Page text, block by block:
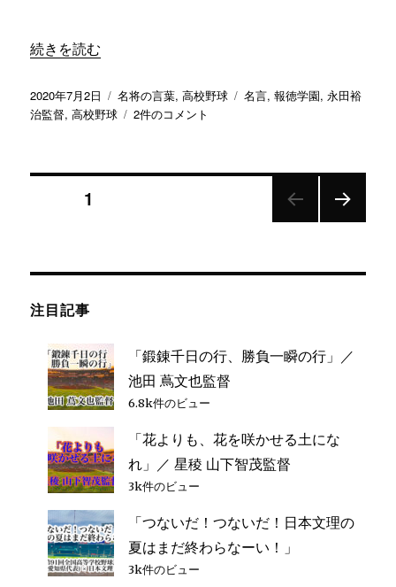
大
三
田
へ
“「野球だけではなく人生の勝利者になってほしい」／
続きを読む
投
稿
2020年7月2日
カ
テ
ー
名将の言葉,高校野球
タ
名言,報徳学園,永田裕
治監督,高校野球
「野
け
生
者
に
な
っ
て
ほ
し
い」
報
徳
学
園
2件のコメント
ナ
ビ
ゲ
ー
シ
ョ
ン
ページ1
注目記事
「鍛錬千日の行、勝負一瞬の行」／
池田 蔦文也監督
6.8k件のビュー
「花よりも、花を咲かせる土にな
れ」／ 星稜 山下智茂監督
3k件のビュー
「つないだ！つないだ！日本文理の
夏はまだ終わらなーい！」
3k件のビュー